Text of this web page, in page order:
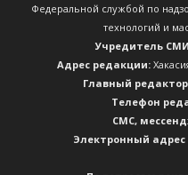
Федеральной службой по
технологий и
Учредитель
Адрес редакции:
Главный
Телефон
CМС,
Электронный